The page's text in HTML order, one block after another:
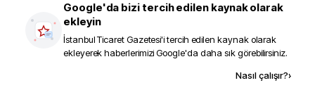
Google'da bizi tercih edilen kaynak olarak
ekleyin
İstanbul Ticaret Gazetesi'i tercih edilen kaynak olarak
ekleyerek haberlerimizi Google'da daha sık görebilirsiniz.
Nasıl çalışır?›